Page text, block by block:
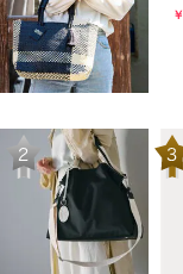
￥